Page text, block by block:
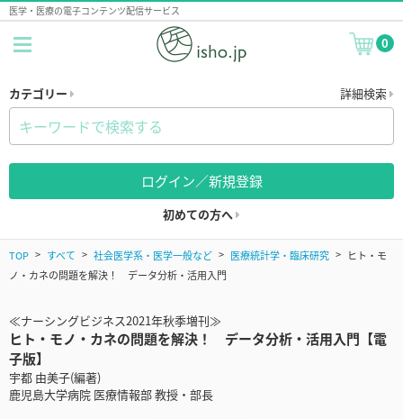
医学・医療の電子コンテンツ配信サービス
0
カテゴリー 詳細検索
ログイン／新規登録
初めての方へ
TOP すべて 社会医学系・医学一般など 医療統計学・臨床研究
ヒト・モ
ノ・カネの問題を解決！ データ分析・活用入門
≪ナーシングビジネス2021年秋季増刊≫
ヒト・モノ・カネの問題を解決！ データ分析・活用入門【電
子版】
宇都 由美子(編著)
鹿児島大学病院 医療情報部 教授・部長